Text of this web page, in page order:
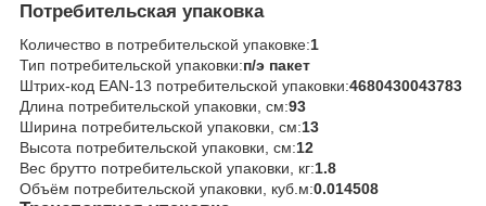
Потребительская упаковка
Количество в потребительской упаковке:1
Тип потребительской упаковки:п/э пакет
Штрих-код EAN-13 потребительской упаковки:4680430043783
Длина потребительской упаковки, см:93
Ширина потребительской упаковки, см:13
Высота потребительской упаковки, см:12
Вес брутто потребительской упаковки, кг:1.8
Объём потребительской упаковки, куб.м:0.014508